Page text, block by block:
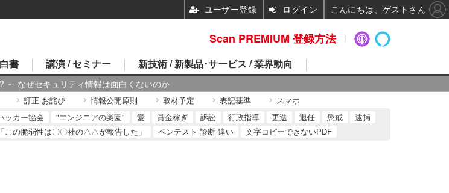
～ なぜセキュリティ情報は面白くないのか
書 講演 / セミナー 新技術 / 新製品･サービス / 業界動向
訂正 お詫び 情報公開原則 取材予定 表記基準 スマホ
ッカー協会 "エンジニアの楽園" 愛 賞金稼ぎ 訴訟 行政指導 更迭 退任 懲戒
逮捕
「この脆弱性は〇〇社の△△が報告した」
ペンテスト 診断 違い 文字コピーできないPDF
Scan PREMIUM 登録方法
ユーザー登録 ログイン こんにちは、ゲストさん